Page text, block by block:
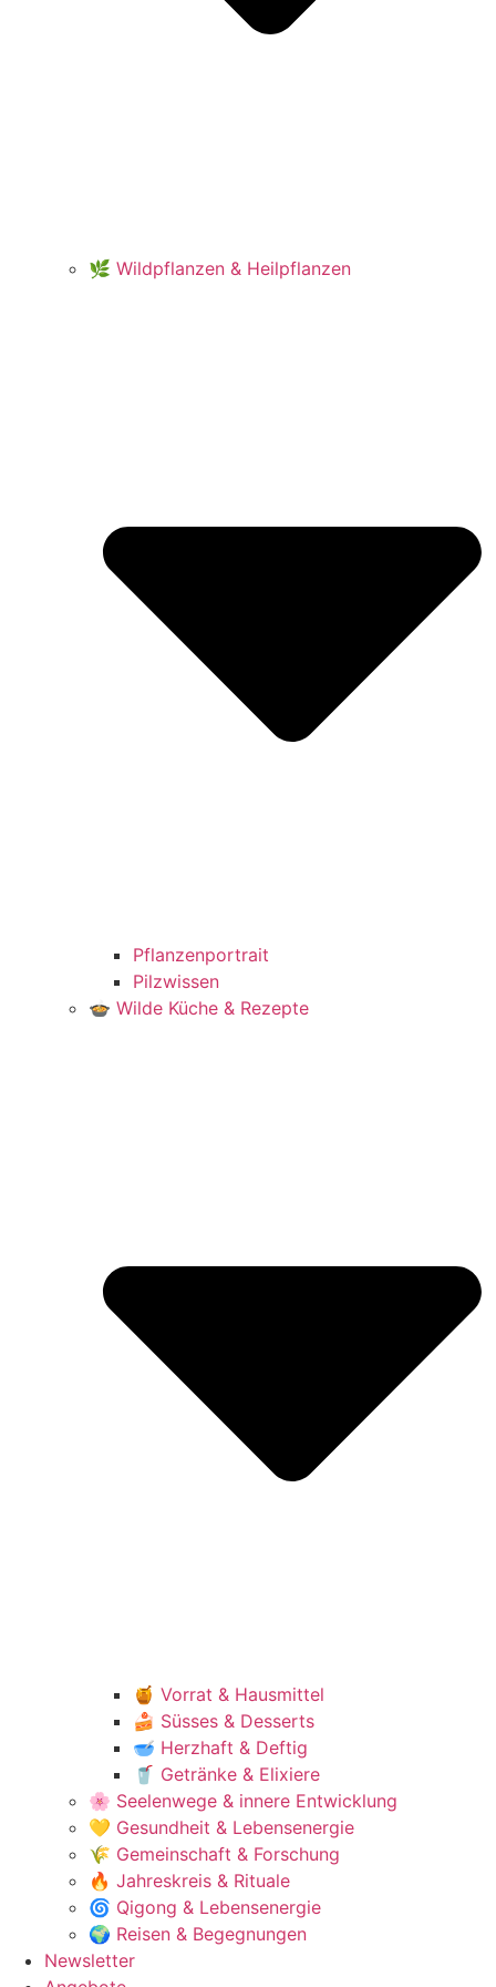
🌿 Wildpflanzen & Heilpflanzen
Pflanzenportrait
Pilzwissen
🍲 Wilde Küche & Rezepte
🍯 Vorrat & Hausmittel
🍰 Süsses & Desserts
🥣 Herzhaft & Deftig
🥤 Getränke & Elixiere
🌸 Seelenwege & innere Entwicklung
💛 Gesundheit & Lebensenergie
🌾 Gemeinschaft & Forschung
🔥 Jahreskreis & Rituale
🌀 Qigong & Lebensenergie
🌍 Reisen & Begegnungen
Newsletter